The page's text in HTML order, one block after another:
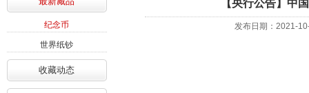
纪念币
世界纸钞
收藏动态
【央行公告】中
发布日期：2021-